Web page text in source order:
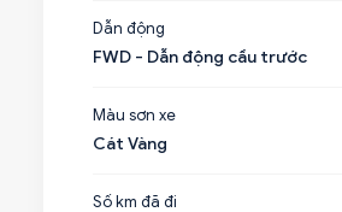
Dẫn động
FWD - Dẫn động cầu trước
Màu sơn xe
Cát Vàng
Số km đã đi